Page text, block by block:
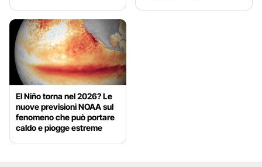
El Niño torna nel 2026? Le
nuove previsioni NOAA sul
fenomeno che può portare
caldo e piogge estreme